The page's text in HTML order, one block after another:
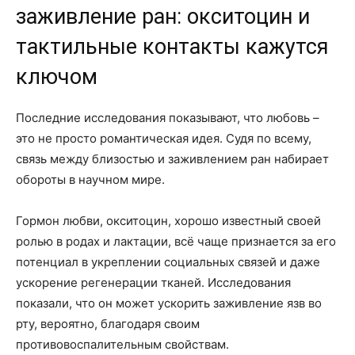
заживление ран: окситоцин и
тактильные контакты кажутся
ключом
Последние исследования показывают, что любовь –
это не просто романтическая идея. Судя по всему,
связь между близостью и заживлением ран набирает
обороты в научном мире.
Гормон любви, окситоцин, хорошо известный своей
ролью в родах и лактации, всё чаще признается за его
потенциал в укреплении социальных связей и даже
ускорение регенерации тканей. Исследования
показали, что он может ускорить заживление язв во
рту, вероятно, благодаря своим
противовоспалительным свойствам.